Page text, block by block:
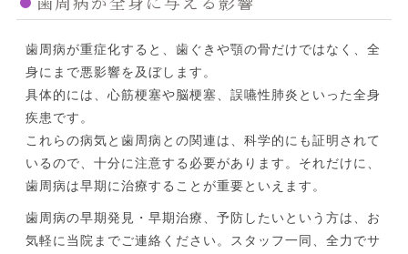
歯周病が重症化すると、歯ぐきや顎の骨だけではなく、全
身にまで悪影響を及ぼします。
具体的には、心筋梗塞や脳梗塞、誤嚥性肺炎といった全身
疾患です。
これらの病気と歯周病との関連は、科学的にも証明されて
いるので、十分に注意する必要があります。それだけに、
歯周病は早期に治療することが重要といえます。
歯周病の早期発見・早期治療、予防したいという方は、お
気軽に当院までご連絡ください。スタッフ一同、全力でサ